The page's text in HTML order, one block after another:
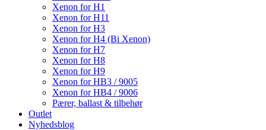
Xenon for H1
Xenon for H11
Xenon for H3
Xenon for H4 (Bi Xenon)
Xenon for H7
Xenon for H8
Xenon for H9
Xenon for HB3 / 9005
Xenon for HB4 / 9006
Pærer, ballast & tilbehør
Outlet
Nyhedsblog